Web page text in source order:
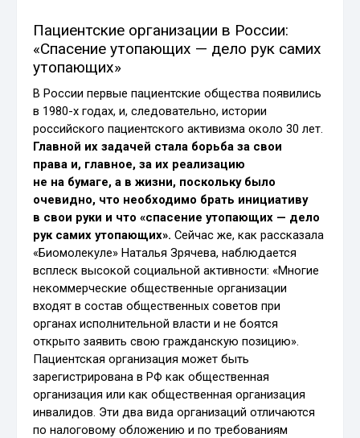
Пациентские организации в России:
«Спасение утопающих — дело рук самих
утопающих»
В России первые пациентские общества появились
в 1980-х годах, и, следовательно, истории
российского пациентского активизма около 30 лет.
Главной их задачей стала борьба за свои
права и, главное, за их реализацию
не на бумаге, а в жизни, поскольку было
очевидно, что необходимо брать инициативу
в свои руки и что «спасение утопающих — дело
рук самих утопающих». Сейчас же, как рассказала
«Биомолекуле» Наталья Зрячева, наблюдается
всплеск высокой социальной активности: «Многие
некоммерческие общественные организации
входят в состав общественных советов при
органах исполнительной власти и не боятся
открыто заявить свою гражданскую позицию».
Пациентская организация может быть
зарегистрирована в РФ как общественная
организация или как общественная организация
инвалидов. Эти два вида организаций отличаются
по налоговому обложению и по требованиям